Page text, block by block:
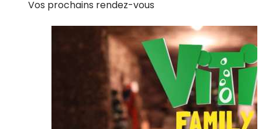
Vos prochains rendez-vous